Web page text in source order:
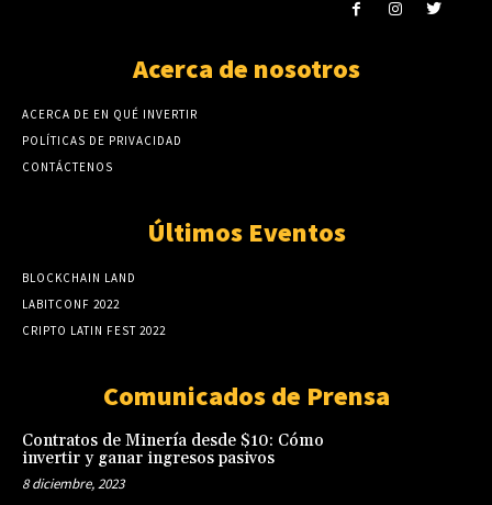
Acerca de nosotros
ACERCA DE EN QUÉ INVERTIR
POLÍTICAS DE PRIVACIDAD
CONTÁCTENOS
Últimos Eventos
BLOCKCHAIN LAND
LABITCONF 2022
CRIPTO LATIN FEST 2022
Comunicados de Prensa
Contratos de Minería desde $10: Cómo
invertir y ganar ingresos pasivos
8 diciembre, 2023